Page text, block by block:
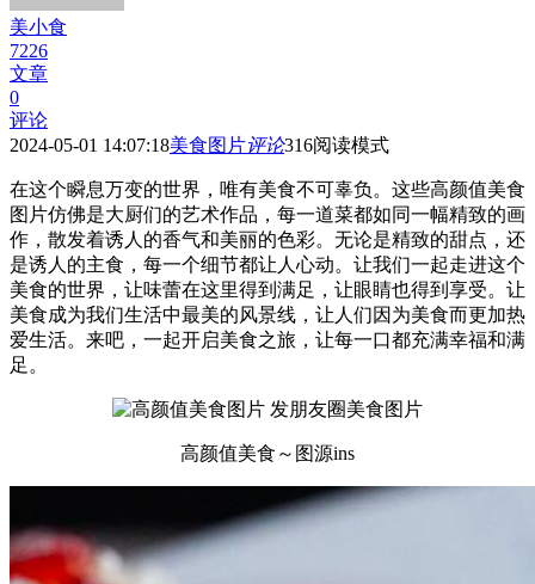
美小食
7226
文章
0
评论
2024-05-01 14:07:18美食图片评论316阅读模式
在这个瞬息万变的世界，唯有美食不可辜负。这些高颜值美食
图片仿佛是大厨们的艺术作品，每一道菜都如同一幅精致的画
作，散发着诱人的香气和美丽的色彩。无论是精致的甜点，还
是诱人的主食，每一个细节都让人心动。让我们一起走进这个
美食的世界，让味蕾在这里得到满足，让眼睛也得到享受。让
美食成为我们生活中最美的风景线，让人们因为美食而更加热
爱生活。来吧，一起开启美食之旅，让每一口都充满幸福和满
足。
高颜值美食～图源ins